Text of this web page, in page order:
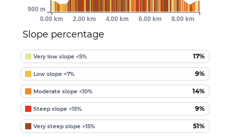
Slope percentage
Very low slope <5% 17%
Low slope <7% 9%
Moderate slope <10% 14%
Steep slope <15% 9%
Very steep slope >15% 51%
0.00 km 2.00 km 4.00 km 6.00 km 8.00 km
900 m